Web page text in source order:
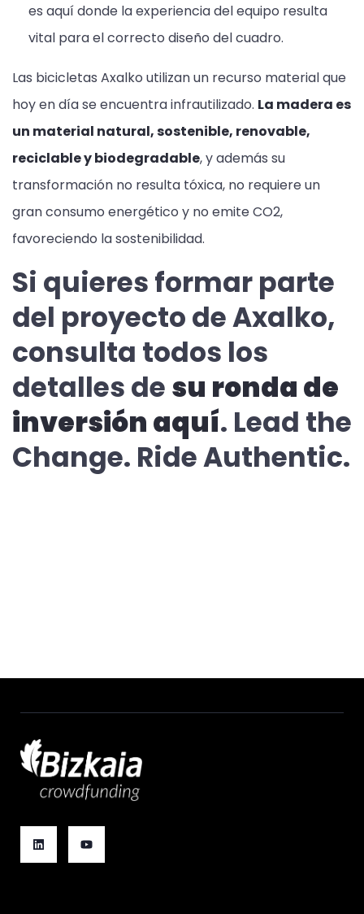
es aquí donde la experiencia del equipo resulta
vital para el correcto diseño del cuadro.
Las bicicletas Axalko utilizan un recurso material que
hoy en día se encuentra infrautilizado. La madera es
un material natural, sostenible, renovable,
reciclable y biodegradable, y además su
transformación no resulta tóxica, no requiere un
gran consumo energético y no emite CO2,
favoreciendo la sostenibilidad.
Si quieres formar parte
del proyecto de Axalko,
consulta todos los
detalles desu ronda de
inversión aquí. Lead the
Change. Ride Authentic.